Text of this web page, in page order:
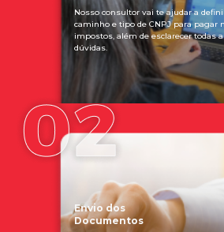
Nosso consultor vai te ajudar a
caminho e tipo de CNPJ para pagar
impostos, além de esclarecer todas
dúvidas.
Envio dos
Documentos